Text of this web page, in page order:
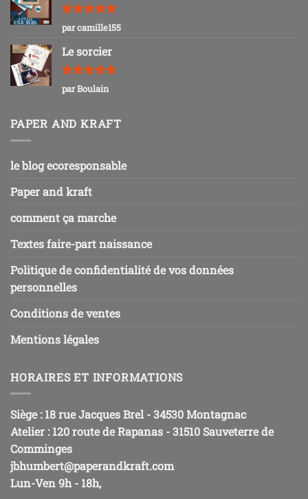
Note5sur
5
par camille155
Le sorcier
Note5sur
5
par Boulain
PAPER AND KRAFT
le blog ecoresponsable
Paper and kraft
comment ça marche
Textes faire-part naissance
Politique de confidentialité de vos données
personnelles
Conditions de ventes
Mentions légales
HORAIRES ET INFORMATIONS
Siège : 18 rue Jacques Brel - 34530 Montagnac
Atelier : 120 route de Rapanas - 31510 Sauveterre de
Comminges
jbhumbert@paperandkraft.com
Lun-Ven 9h - 18h,